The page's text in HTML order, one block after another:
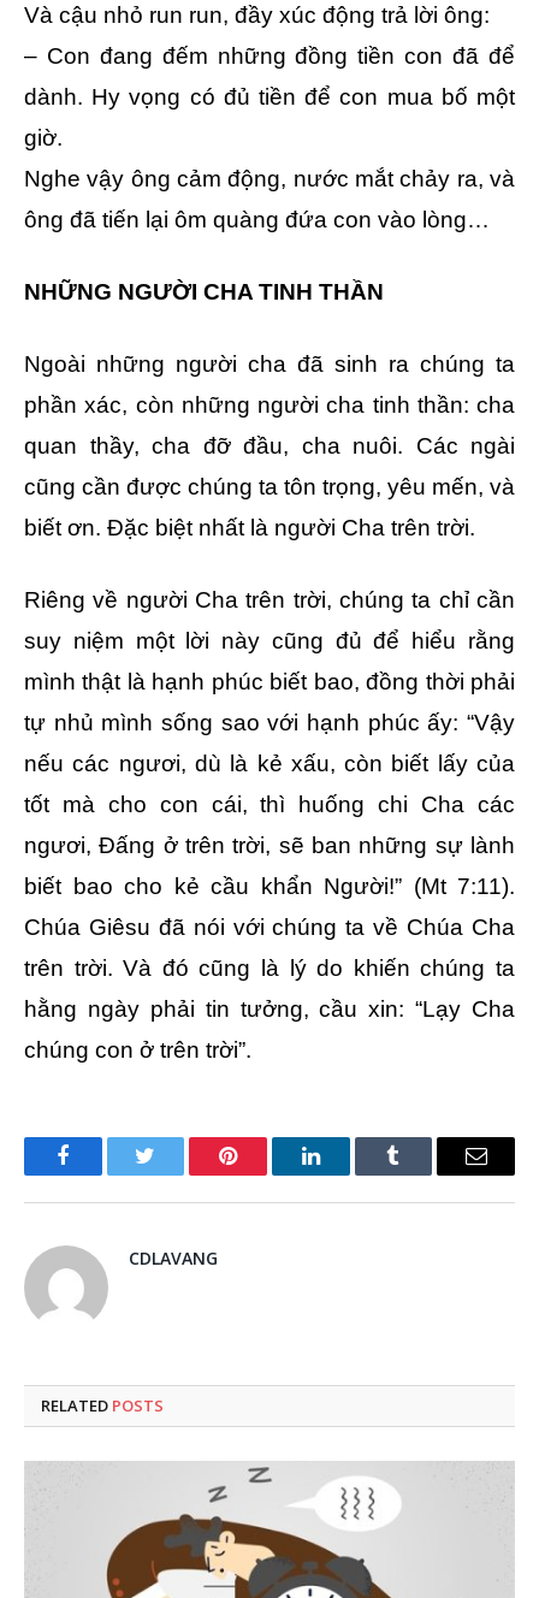
Và cậu nhỏ run run, đầy xúc động trả lời ông:
– Con đang đếm những đồng tiền con đã để
dành. Hy vọng có đủ tiền để con mua bố một
giờ.
Nghe vậy ông cảm động, nước mắt chảy ra, và
ông đã tiến lại ôm quàng đứa con vào lòng…
NHỮNG NGƯỜI CHA TINH THẦN
Ngoài những người cha đã sinh ra chúng ta
phần xác, còn những người cha tinh thần: cha
quan thầy, cha đỡ đầu, cha nuôi. Các ngài
cũng cần được chúng ta tôn trọng, yêu mến, và
biết ơn. Đặc biệt nhất là người Cha trên trời.
Riêng về người Cha trên trời, chúng ta chỉ cần
suy niệm một lời này cũng đủ để hiểu rằng
mình thật là hạnh phúc biết bao, đồng thời phải
tự nhủ mình sống sao với hạnh phúc ấy: “Vậy
nếu các ngươi, dù là kẻ xấu, còn biết lấy của
tốt mà cho con cái, thì huống chi Cha các
ngươi, Đấng ở trên trời, sẽ ban những sự lành
biết bao cho kẻ cầu khẩn Người!” (Mt 7:11).
Chúa Giêsu đã nói với chúng ta về Chúa Cha
trên trời. Và đó cũng là lý do khiến chúng ta
hằng ngày phải tin tưởng, cầu xin: “Lạy Cha
chúng con ở trên trời”.
FacebookTwitter Pinterest LinkedInTumblr Email
CDLAVANG
RELATED POSTS